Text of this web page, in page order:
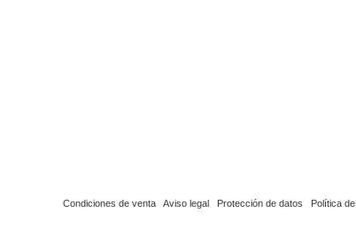
Condiciones de venta Aviso legal Protección de datos Política